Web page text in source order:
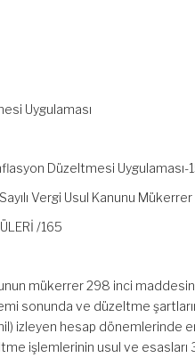
Uygulaması
Düzeltmesi Uygulaması-
Vergi Usul Kanunu
/165
mükerrer 298 inci
sonunda ve düzeltme
izleyen hesap dönemlerinde
işlemlerinin usul ve